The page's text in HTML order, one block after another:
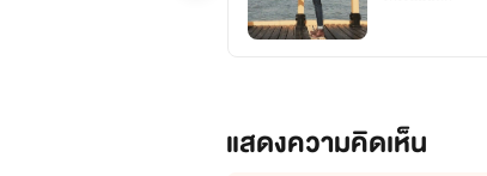
แสดงความคิดเห็น